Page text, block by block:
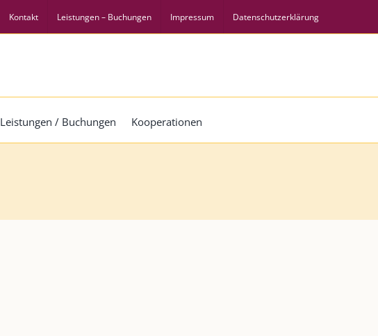
Kontakt Leistungen – Buchungen Impressum Datenschutzerklärung
Leistungen / Buchungen Kooperationen